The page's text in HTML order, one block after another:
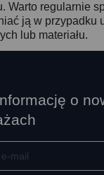
Warto regularnie
ją w przypadku
lub materiału.
o